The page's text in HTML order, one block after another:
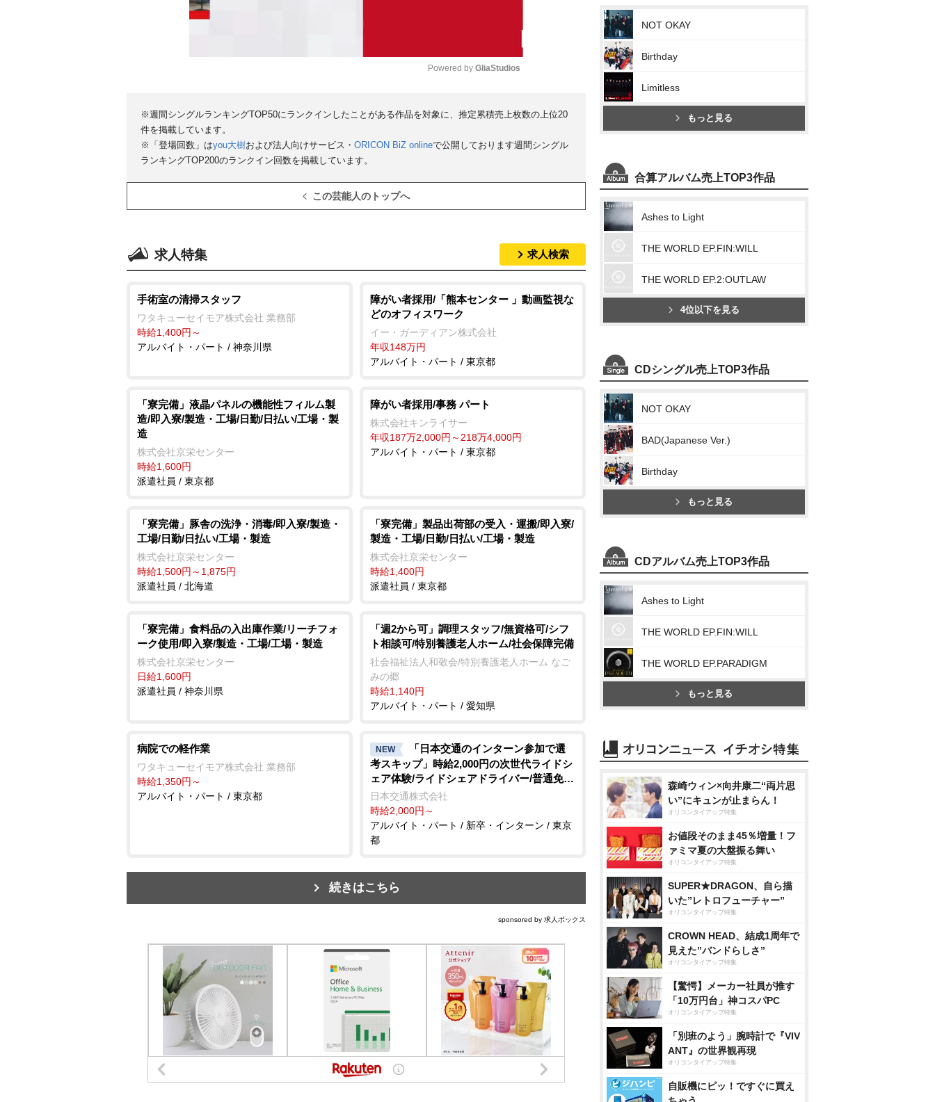
M
t
Powered by GliaStudios
※週間シングルランキングTOP50にランクインしたことがある作品を対象に、推定累積売上枚数の上位20
件を掲載しています。
※「登場回数」はyou大樹および法人向けサービス・ ORICON BiZ onlineで公開しております週間シングル
ランキングTOP200のランクイン回数を掲載しています。
この芸能人のトップへ
求人特集 求人検索
手術室の清掃スタッフ
ワタキューセイモア株式会社 業務部
時給1,400円～
アルバイト・パート / 神奈川県
障がい者採用/「熊本センター 」動画監視な
どのオフィスワーク
イー・ガーディアン株式会社
年収148万円
アルバイト・パート / 東京都
「寮完備」液晶パネルの機能性フィルム製
造/即入寮/製造・工場/日勤/日払い/工場・製
造
株式会社京栄センター
時給1,600円
派遣社員 / 東京都
障がい者採用/事務 パート
株式会社キンライサー
年収187万2,000円～218万4,000円
アルバイト・パート / 東京都
「寮完備」豚舎の洗浄・消毒/即入寮/製造・
工場/日勤/日払い/工場・製造
株式会社京栄センター
時給1,500円～1,875円
派遣社員 / 北海道
「寮完備」製品出荷部の受入・運搬/即入寮/
製造・工場/日勤/日払い/工場・製造
株式会社京栄センター
時給1,400円
派遣社員 / 東京都
「寮完備」食料品の入出庫作業/リーチフォ
ーク使用/即入寮/製造・工場/工場・製造
株式会社京栄センター
日給1,600円
派遣社員 / 神奈川県
「週2から可」調理スタッフ/無資格可/シフ
ト相談可/特別養護老人ホーム/社会保障完備
社会福祉法人和敬会/特別養護老人ホーム なご
みの郷
時給1,140円
アルバイト・パート / 愛知県
病院での軽作業
ワタキューセイモア株式会社 業務部
時給1,350円～
アルバイト・パート / 東京都
NEW
「日本交通のインターン参加で選
考スキップ」時給2,000円の次世代ライドシ
ェア体験/ライドシェアドライバー/普通免許
OK/20代活躍中
日本交通株式会社
時給2,000円～
アルバイト・パート / 新卒・インターン / 東京
都
続きはこちら
sponsored by 求人ボックス
NOT OKAY
Birthday
Limitless
もっと見る
合算アルバム売上TOP3作品
Ashes to Light
THE WORLD EP.FIN:WILL
THE WORLD EP.2:OUTLAW
4位以下を見る
CDシングル売上TOP3作品
NOT OKAY
BAD(Japanese Ver.)
Birthday
もっと見る
CDアルバム売上TOP3作品
Ashes to Light
THE WORLD EP.FIN:WILL
THE WORLD EP.PARADIGM
もっと見る
森崎ウィン×向井康二“両片思
い”にキュンが止まらん！
オリコンタイアップ特集
お値段そのまま45％増量！フ
ァミマ夏の大盤振る舞い
オリコンタイアップ特集
SUPER★DRAGON、自ら描
いた”レトロフューチャー”
オリコンタイアップ特集
CROWN HEAD、結成1周年で
見えた”バンドらしさ”
オリコンタイアップ特集
【驚愕】メーカー社員が推す
「10万円台」神コスパPC
オリコンタイアップ特集
「別班のよう」腕時計で『VIV
ANT』の世界観再現
オリコンタイアップ特集
自販機にピッ！ですぐに買え